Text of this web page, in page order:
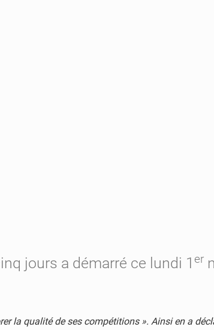
jours a démarré ce lundi 1 er
la qualité de ses compétitions ». Ainsi en a